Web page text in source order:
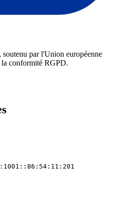
par l'Union européenne
conformité RGPD.